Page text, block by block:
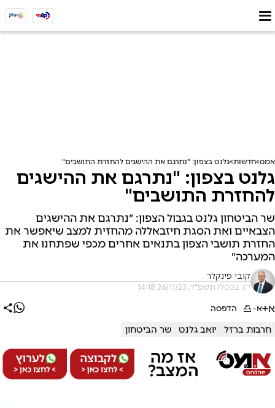
אמס חדשות גלנט בצפון: "נתרגם את ההישגים להחזרת התושבים"
גלנט בצפון: "נתרגם את ההישגים
להחזרת התושבים"
שר הביטחון גלנט בגבול הצפון: ״נתרגם את ההישגים
הצבאיים ואת הסגת חיזבאללה מהחזית למצב שיאפשר את
החזרת תושבי הצפון בתנאים אחרים מכפי שפתחנו את
המערכה״
קובי פינקלר
י"ג בכסלו תשפ"ד, 26/11/23 14:18
א+א- הדפסה
חרבות ברזל יואב גלנט שר הביטחון